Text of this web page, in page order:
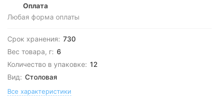
Оплата
Любая форма оплаты
Срок хранения: 730
Вес товара, г: 6
Количество в упаковке: 12
Вид: Столовая
Все характеристики